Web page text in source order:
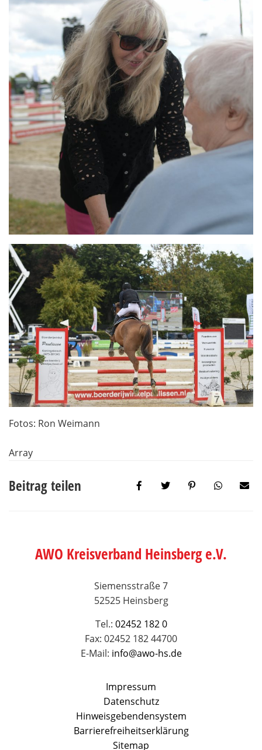
Fotos: Ron Weimann
Array
Beitrag teilen
AWO Kreisverband Heinsberg e.V.
Siemensstraße 7
52525 Heinsberg
Tel.: 02452 182 0
Fax: 02452 182 44700
E-Mail: info@awo-hs.de
Impressum
Datenschutz
Hinweisgebendensystem
Barrierefreiheitserklärung
Sitemap